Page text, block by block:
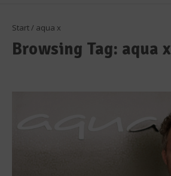
Start/ aqua x
Browsing Tag: aqua x